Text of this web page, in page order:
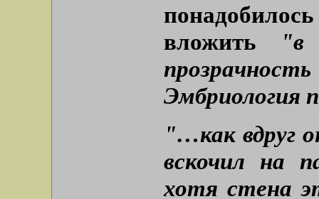
вложить
"в
Эмбриология
"…как вдруг
вскочил на
хотя стена